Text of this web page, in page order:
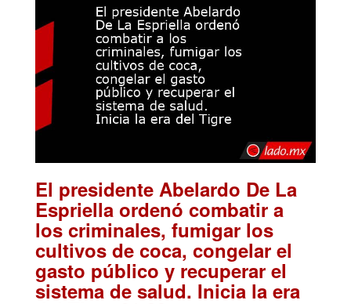
El presidente Abelardo De La
Espriella ordenó combatir a
los criminales, fumigar los
cultivos de coca, congelar el
gasto público y recuperar el
sistema de salud. Inicia la era